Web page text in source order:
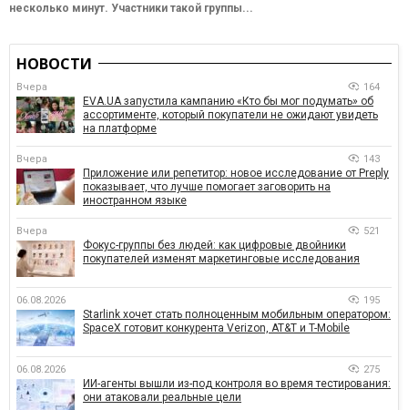
несколько минут. Участники такой группы...
НОВОСТИ
Вчера 164
EVA.UA запустила кампанию «Кто бы мог подумать» об
ассортименте, который покупатели не ожидают увидеть
на платформе
Вчера 143
Приложение или репетитор: новое исследование от Preply
показывает, что лучше помогает заговорить на
иностранном языке
Вчера 521
Фокус-группы без людей: как цифровые двойники
покупателей изменят маркетинговые исследования
06.08.2026 195
Starlink хочет стать полноценным мобильным оператором:
SpaceX готовит конкурента Verizon, AT&T и T-Mobile
06.08.2026 275
ИИ-агенты вышли из-под контроля во время тестирования:
они атаковали реальные цели